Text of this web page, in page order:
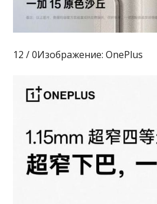
12 / 0Изображение: OnePlus